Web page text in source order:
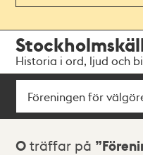
navigationen
huvudinnehållet
Historia i ord, ljud och
Sök
Sökresultat
0 träffar på